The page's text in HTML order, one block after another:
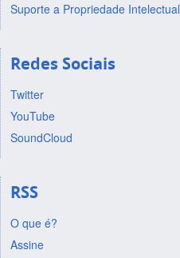
Suporte a Propriedade Intelectual
Redes Sociais
Twitter
YouTube
SoundCloud
RSS
O que é?
Assine